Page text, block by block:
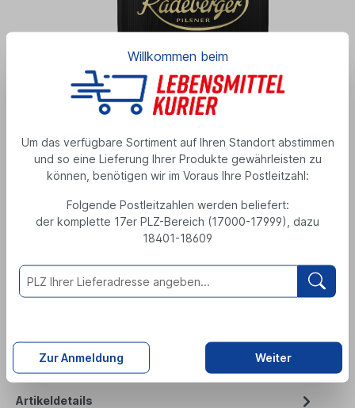
Willkommen beim
Um das verfügbare Sortiment auf Ihren Standort abstimmen
und so eine Lieferung Ihrer Produkte gewährleisten zu
können, benötigen wir im Voraus Ihre Postleitzahl:
Folgende Postleitzahlen werden beliefert:
der komplette 17er PLZ-Bereich (17000-17999), dazu
18401-18609
Zur Anmeldung Weiter
Radeberger Pilsener Alkoholfrei 20/0,5l
Produktnummer: 556929
Alkoholfreies Bier
zzgl. 3,10 € Pfand
inkl. MwSt., zzgl. Versand
22,69 €
e
g
Zutaten
Nährwerte
Artikeldetails